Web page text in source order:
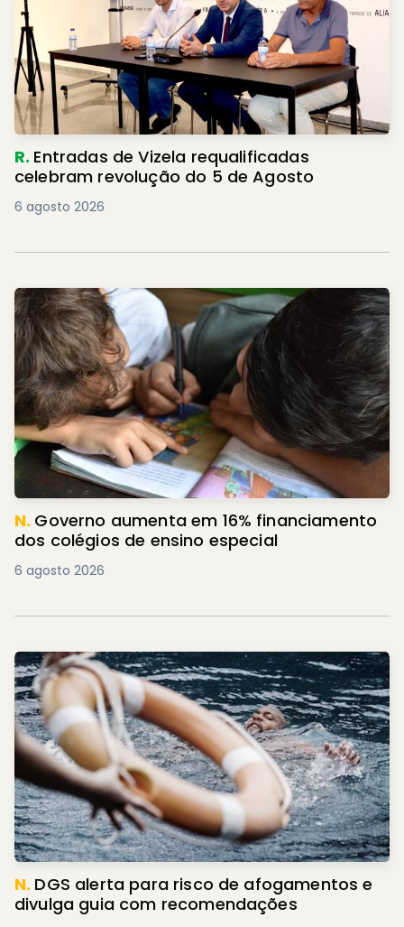
R. Entradas de Vizela requalificadas
celebram revolução do 5 de Agosto
6 agosto 2026
N. Governo aumenta em 16% financiamento
dos colégios de ensino especial
6 agosto 2026
N. DGS alerta para risco de afogamentos e
divulga guia com recomendações